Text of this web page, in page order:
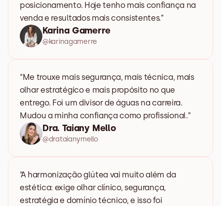
posicionamento. Hoje tenho mais confiança na
venda e resultados mais consistentes.”
Karina Gamerre
@karinagamerre
“Me trouxe mais segurança, mais técnica, mais
olhar estratégico e mais propósito no que
entrego. Foi um divisor de águas na carreira.
Mudou a minha confiança como profissional.”
Dra. Taiany Mello
@drataianymello
“A harmonização glútea vai muito além da
estética: exige olhar clínico, segurança,
estratégia e domínio técnico, e isso foi